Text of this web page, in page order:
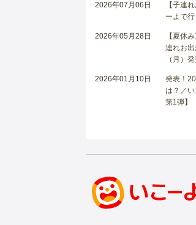
2026年07月06日
【子連
ーよで
2026年05月28日
【夏休
連れお
（月）発
2026年01月10日
発表！
は？／
第1弾】